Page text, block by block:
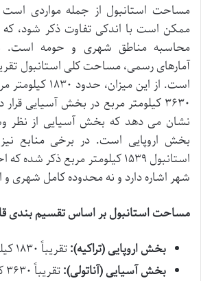
مساحت استانبول از جمله مواردی
ممکن است با اندکی تفاوت ذکر شود، که
محاسبه مناطق شهری و حومه است.
است. از این
۳۶۳۰ کیلومتر مربع در بخش آسیایی
نشان می دهد که بخش آسیایی از نظر
بخش اروپایی است. در برخی منابع
استانبول ۱۵۳۹ کیلومتر مربع ذکر
شهر اشاره دارد و نه محدوده کامل شهری و
مساحت استانبول بر اساس تقسیم بندی
بخش اروپایی (تراکیه):تقریباً ۱۸۳۰ کیلومتر مربع
بخش آسیایی (آناتولی):تقریباً ۳۶۳۰ کیلومتر مربع